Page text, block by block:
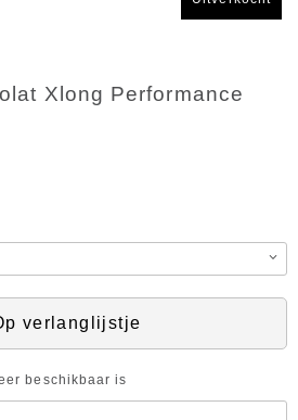
Xlong Performance
verlanglijstje
beschikbaar is